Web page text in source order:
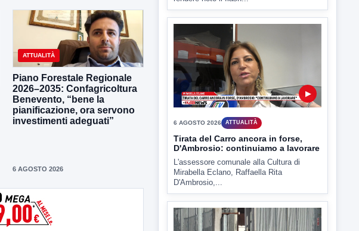
ATTUALITÀ
Piano Forestale Regionale
2026–2035: Confagricoltura
Benevento, “bene la
pianificazione, ora servono
investimenti adeguati”
6 AGOSTO 2026
6 AGOSTO 2026 ATTUALITÀ
Miasmi, Comitati dal Prefetto: non
lasciateci soli
Comitati dal Prefetto Moscarella. Oltre a
rendere noto il flash...